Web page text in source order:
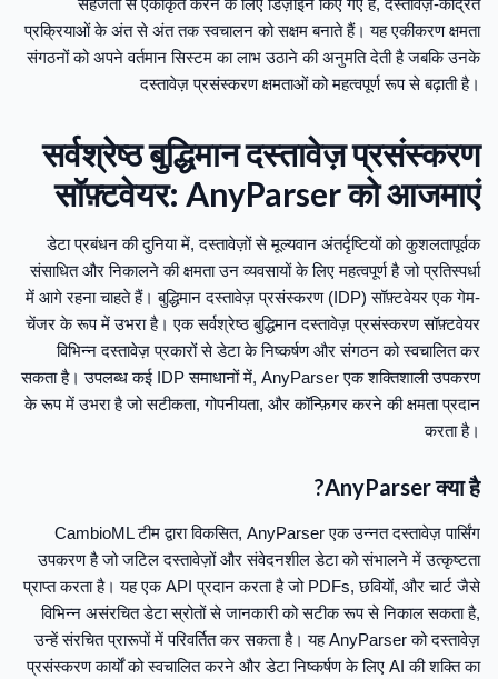
प्रक्रियाओं के अंत से अंत तक स्वचालन को सक्षम बनाते हैं। यह एकीकरण क्षमता
संगठनों को अपने वर्तमान सिस्टम का लाभ उठाने की अनुमति देती है जबकि उनके
दस्तावेज़ प्रसंस्करण क्षमताओं को महत्वपूर्ण रूप से बढ़ाती है।
सर्वश्रेष्ठ बुद्धिमान दस्तावेज़ प्रसंस्करण
सॉफ़्टवेयर: AnyParser को आजमाएं
डेटा प्रबंधन की दुनिया में, दस्तावेज़ों से मूल्यवान अंतर्दृष्टियों को कुशलतापूर्वक
संसाधित और निकालने की क्षमता उन व्यवसायों के लिए महत्वपूर्ण है जो प्रतिस्पर्धा
में आगे रहना चाहते हैं। बुद्धिमान दस्तावेज़ प्रसंस्करण (IDP) सॉफ़्टवेयर एक गेम-
चेंजर के रूप में उभरा है। एक सर्वश्रेष्ठ बुद्धिमान दस्तावेज़ प्रसंस्करण सॉफ़्टवेयर
विभिन्न दस्तावेज़ प्रकारों से डेटा के निष्कर्षण और संगठन को स्वचालित कर
सकता है। उपलब्ध कई IDP समाधानों में, AnyParser एक शक्तिशाली उपकरण
के रूप में उभरा है जो सटीकता, गोपनीयता, और कॉन्फ़िगर करने की क्षमता प्रदान
करता है।
AnyParser क्या है?
CambioML टीम द्वारा विकसित, AnyParser एक उन्नत दस्तावेज़ पार्सिंग
उपकरण है जो जटिल दस्तावेज़ों और संवेदनशील डेटा को संभालने में उत्कृष्टता
प्राप्त करता है। यह एक API प्रदान करता है जो PDFs, छवियों, और चार्ट जैसे
विभिन्न असंरचित डेटा स्रोतों से जानकारी को सटीक रूप से निकाल सकता है,
उन्हें संरचित प्रारूपों में परिवर्तित कर सकता है। यह AnyParser को दस्तावेज़
प्रसंस्करण कार्यों को स्वचालित करने और डेटा निष्कर्षण के लिए AI की शक्ति का